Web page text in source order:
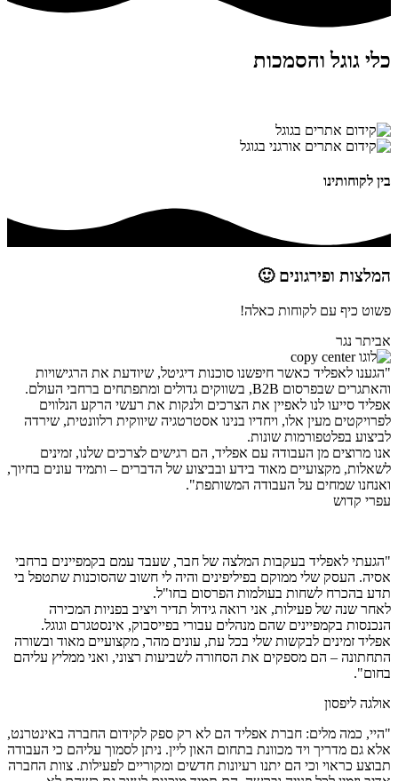
כלי גוגל והסמכות
בין לקוחותינו
המלצות ופירגונים 🙂
פשוט כיף עם לקוחות כאלה!
אביתר נגר
"הגענו לאפליד כאשר חיפשנו סוכנות דיגיטל, שיודעת את הרגישויות
והאתגרים שבפרסום B2B, בשווקים גדולים ומתפתחים ברחבי העולם.
אפליד סייעו לנו לאפיין את הצרכים ולנקות את רעשי הרקע הנלווים
לפרויקטים מעין אלו, ויחדיו בנינו אסטרטגיה שיווקית רלוונטית, שירדה
לביצוע בפלטפורמות שונות.
אנו מרוצים מן העבודה עם אפליד, הם רגישים לצרכים שלנו, זמינים
לשאלות, מקצועיים מאוד בידע ובביצוע של הדברים – ותמיד עונים בחיוך,
ואנחנו שמחים על העבודה המשותפת".
עפרי קדוש
"הגעתי לאפליד בעקבות המלצה של חבר, שעבד עמם בקמפיינים ברחבי
אסיה. העסק שלי ממוקם בפיליפינים והיה לי חשוב שהסוכנות שתטפל בי
תדע בהכרח לשחות בעולמות הפרסום בחו"ל.
לאחר שנה של פעילות, אני רואה גידול תדיר ויציב בפניות המכירה
הנכנסות בקמפיינים שהם מנהלים עבורי בפייסבוק, אינסטגרם וגוגל.
אפליד זמינים לבקשות שלי בכל עת, עונים מהר, מקצועיים מאוד ובשורה
התחתונה – הם מספקים את הסחורה לשביעות רצוני, ואני ממליץ עליהם
בחום".
אולגה ליפסון
"היי, כמה מלים: חברת אפליד הם לא רק ספק לקידום החברה באינטרנט,
אלא גם מדריך ויד מכוונת בתחום האון ליין. ניתן לסמוך עליהם כי העבודה
תבוצע כראוי וכי הם יתנו רעיונות חדשים ומקוריים לפעילות. צוות החברה